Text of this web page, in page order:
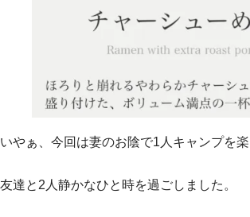
いやぁ、今回は妻のお陰で1人キャンプを楽
友達と2人静かなひと時を過ごしました。